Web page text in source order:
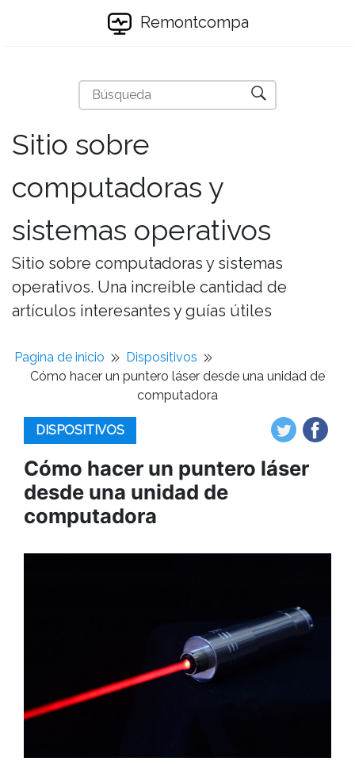
Remontcompa
Sitio sobre
computadoras y
sistemas operativos
Sitio sobre computadoras y sistemas
operativos. Una increíble cantidad de
artículos interesantes y guías útiles
Pagina de inicio
Dispositivos
Cómo hacer un puntero láser desde una unidad de
computadora
DISPOSITIVOS
Cómo hacer un puntero láser
desde una unidad de
computadora